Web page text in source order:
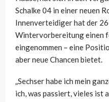
Schalke 04 in einer neuen
Innenverteidiger hat der
Wintervorbereitung einen
eingenommen – eine
aber neue Chancen bietet.
„Sechser habe ich mein
ich, was passiert, vieles ist